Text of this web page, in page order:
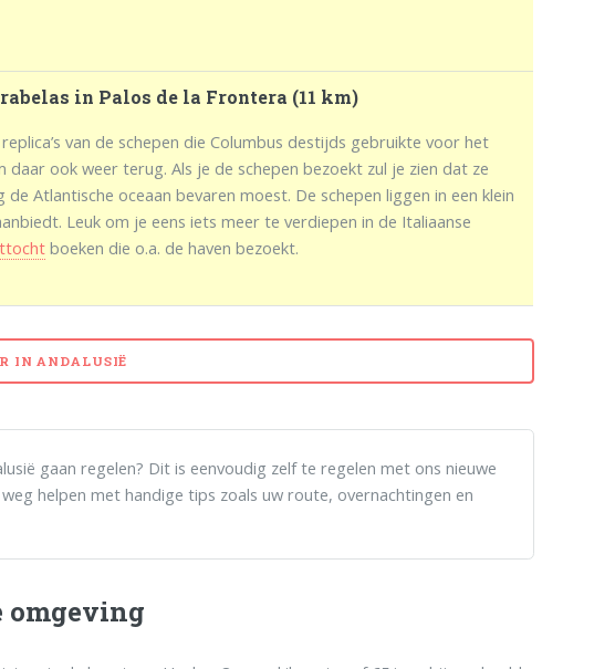
in Palos de la Frontera (11 km)
van de schepen die Columbus destijds gebruikte voor het
ook weer terug. Als je de schepen bezoekt zul je zien dat ze
Atlantische oceaan bevaren moest. De schepen liggen in een klein
Leuk om je eens iets meer te verdiepen in de Italiaanse
boeken die o.a. de haven bezoekt.
IN ANDALUSIË
gaan regelen? Dit is eenvoudig zelf te regelen met ons nieuwe
helpen met handige tips zoals uw route, overnachtingen en
omgeving